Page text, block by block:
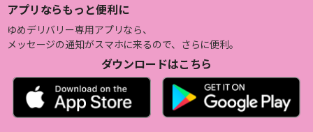
アプリならもっと便利に
ゆめデリバリー専用アプリなら、
メッセージの通知がスマホに来るので、さらに便利。
ダウンロードはこちら